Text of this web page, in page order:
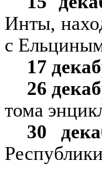
Инты,
с
17
26
тома
30